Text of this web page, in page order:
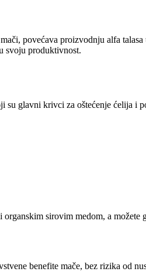
povećava proizvodnju alfa
svoju produktivnost.
glavni krivci za oštećenje ćelija i
sirovim medom, a možete
benefite mače, bez rizika od